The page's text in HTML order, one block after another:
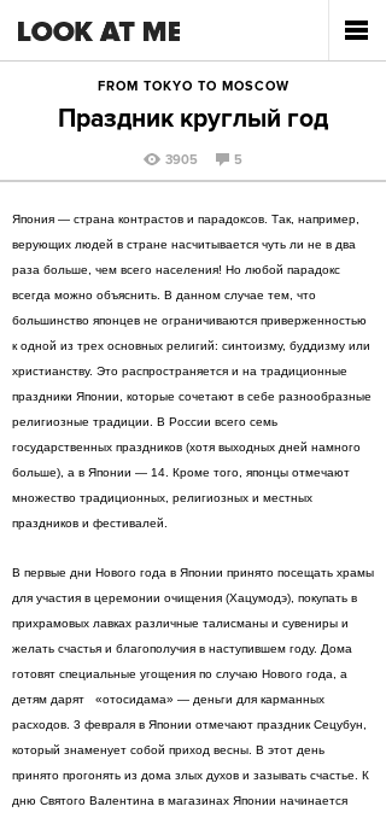
FROM TOKYO TO MOSCOW
Праздник круглый год
3905 5
Япония — страна контрастов и парадоксов. Так, например,
верующих людей в стране насчитывается чуть ли не в два
раза больше, чем всего населения! Но любой парадокс
всегда можно объяснить. В данном случае тем, что
большинство японцев не ограничиваются приверженностью
к одной из трех основных религий: синтоизму, буддизму или
христианству. Это распространяется и на традиционные
праздники Японии, которые сочетают в себе разнообразные
религиозные традиции. В России всего семь
государственных праздников (хотя выходных дней намного
больше), а в Японии — 14. Кроме того, японцы отмечают
множество традиционных, религиозных и местных
праздников и фестивалей.
В первые дни Нового года в Японии принято посещать храмы
для участия в церемонии очищения (Хацумодэ), покупать в
прихрамовых лавках различные талисманы и сувениры и
желать счастья и благополучия в наступившем году. Дома
готовят специальные угощения по случаю Нового года, а
детям дарят «отосидама» — деньги для карманных
расходов. 3 февраля в Японии отмечают праздник Сецубун,
который знаменует собой приход весны. В этот день
принято прогонять из дома злых духов и зазывать счастье. К
дню Святого Валентина в магазинах Японии начинается